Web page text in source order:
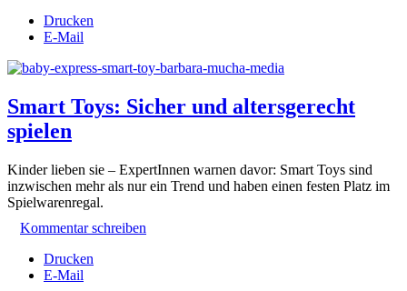
Drucken
E-Mail
Smart Toys: Sicher und altersgerecht
spielen
Kinder lieben sie – ExpertInnen warnen davor: Smart Toys sind
inzwischen mehr als nur ein Trend und haben einen festen Platz im
Spielwarenregal.
Kommentar schreiben
Drucken
E-Mail